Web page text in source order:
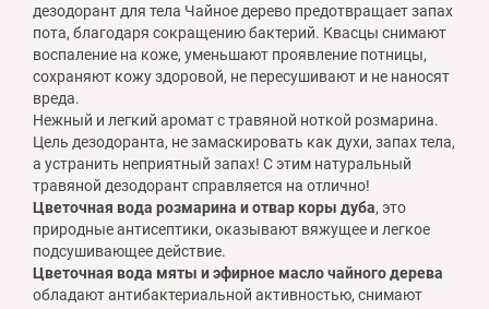
дезодорант для тела Чайное дерево предотвращает запах
пота, благодаря сокращению бактерий. Квасцы снимают
воспаление на коже, уменьшают проявление потницы,
сохраняют кожу здоровой, не пересушивают и не наносят
вреда.
Нежный и легкий аромат с травяной ноткой розмарина.
Цель дезодоранта, не замаскировать как духи, запах тела,
а устранить неприятный запах! С этим натуральный
травяной дезодорант справляется на отлично!
Цветочная вода розмарина и отвар коры дуба, это
природные антисептики, оказывают вяжущее и легкое
подсушивающее действие.
Цветочная вода мяты и эфирное масло чайного дерева
обладают антибактериальной активностью, снимают